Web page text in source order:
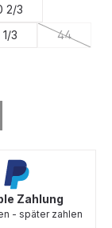
2/3
3 44
(Diese
verfügbar.)
Zahlung
- später zahlen